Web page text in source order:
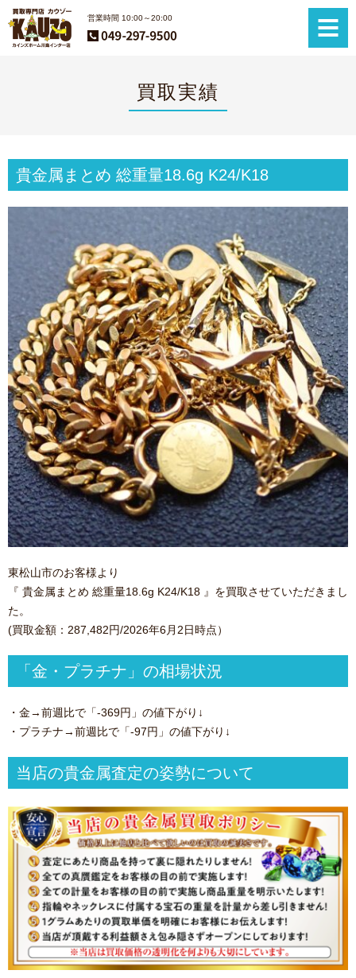
営業時間 10:00～20:00
買取実績
貴金属まとめ 総重量18.6g K24/K18
東松山市のお客様より
『 貴金属まとめ 総重量18.6g K24/K18 』を買取させていただきまし
た。
(買取金額：287,482円/2026年6月2日時点）
「金・プラチナ」の相場状況
・金→前週比で「-369円」の値下がり↓
・プラチナ→前週比で「-97円」の値下がり↓
当店の貴金属査定の姿勢について